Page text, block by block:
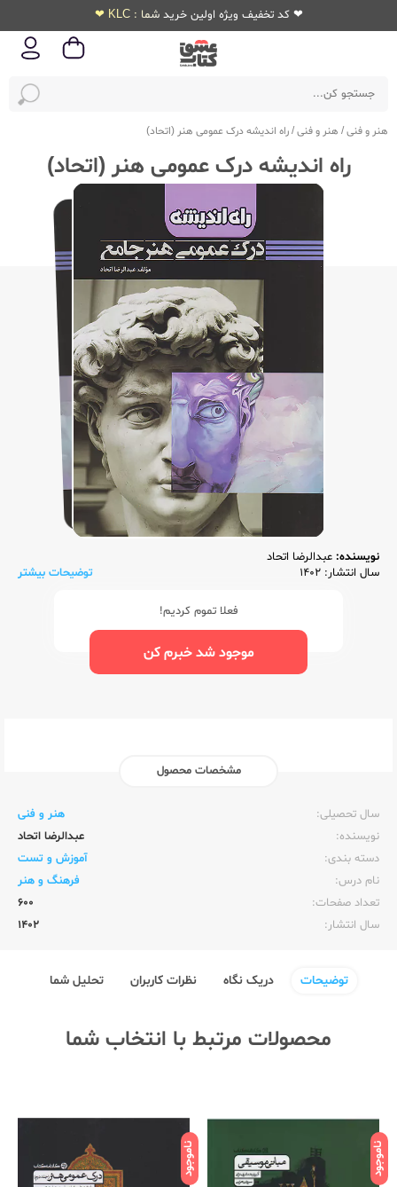
❤ کد تخفیف ویژه اولین خرید شما : KLC ❤
هنر و فنی/ هنر و فنی/راه اندیشه درک عمومی هنر (اتحاد)
راه اندیشه درک عمومی هنر (اتحاد)
نویسنده: عبدالرضا اتحاد
سال انتشار: 1402
توضیحات بیشتر
فعلا تموم کردیم!
موجود شد خبرم کن
مشخصات محصول
سال تحصیلی:‌
هنر و فنی
نویسنده:‌
عبدالرضا اتحاد
دسته بندی:
آموزش و تست
نام درس:
فرهنگ و هنر
تعداد صفحات:‌
600
سال انتشار:‌
1402
توضیحات دریک نگاه نظرات کاربران تحلیل شما
محصولات مرتبط با انتخاب شما
ناموجود ناموجود